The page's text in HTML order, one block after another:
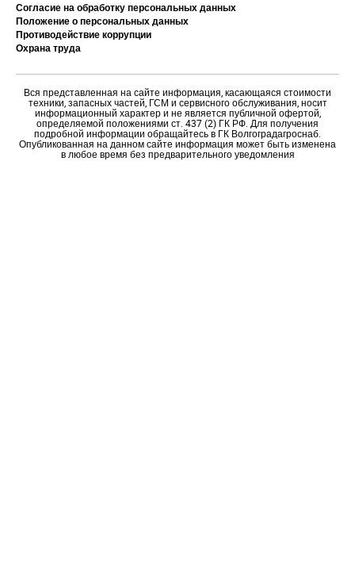
Согласие на обработку персональных данных
Положение о персональных данных
Противодействие коррупции
Охрана труда
Вся представленная на сайте информация, касающаяся стоимости
техники, запасных частей, ГСМ и сервисного обслуживания, носит
информационный характер и не является публичной офертой,
определяемой положениями ст. 437 (2) ГК РФ. Для получения
подробной информации обращайтесь в ГК Волгоградагроснаб.
Опубликованная на данном сайте информация может быть изменена
в любое время без предварительного уведомления